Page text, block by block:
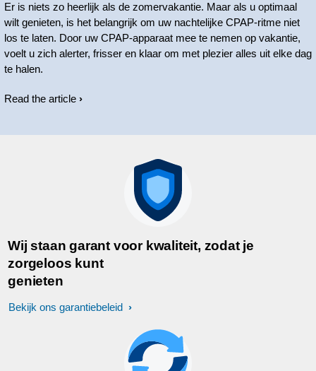
Er is niets zo heerlijk als de zomervakantie. Maar als u optimaal
wilt genieten, is het belangrijk om uw nachtelijke CPAP-ritme niet
los te laten. Door uw CPAP-apparaat mee te nemen op vakantie,
voelt u zich alerter, frisser en klaar om met plezier alles uit elke dag
te halen.
Read the article
Wij staan garant voor kwaliteit, zodat je
zorgeloos kunt
genieten
Bekijk ons garantiebeleid